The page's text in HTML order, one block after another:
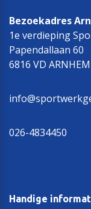
Bezoekadres
1e verdieping
Papendallaan 60
6816 VD ARNHEM
026-4834450
Handige